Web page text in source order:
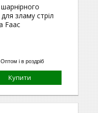
зламу стріл
Faac
Оптом і в роздріб
Купити